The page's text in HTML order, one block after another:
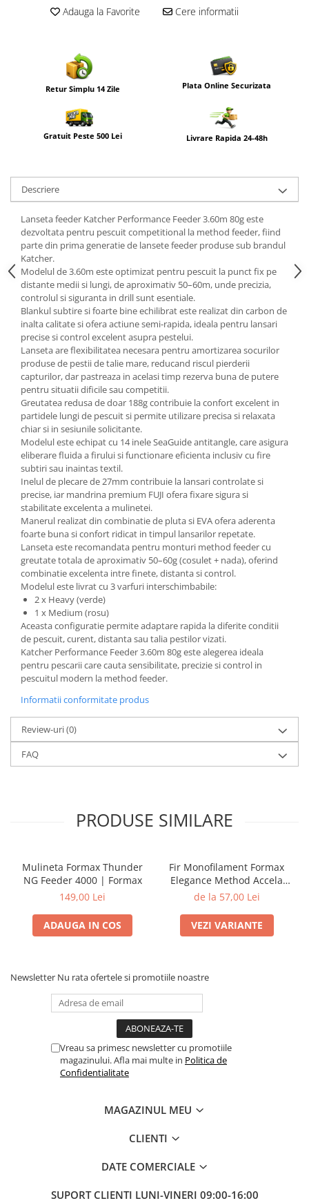
Adauga la Favorite Cere informatii
Retur Simplu 14 Zile Plata Online Securizata
Gratuit Peste 500 Lei Livrare Rapida 24-48h
Descriere
Lanseta feeder Katcher Performance Feeder 3.60m 80g este
dezvoltata pentru pescuit competitional la method feeder, fiind
parte din prima generatie de lansete feeder produse sub brandul
Katcher.
Modelul de 3.60m este optimizat pentru pescuit la punct fix pe
distante medii si lungi, de aproximativ 50–60m, unde precizia,
controlul si siguranta in drill sunt esentiale.
Blankul subtire si foarte bine echilibrat este realizat din carbon de
inalta calitate si ofera actiune semi-rapida, ideala pentru lansari
precise si control excelent asupra pestelui.
Lanseta are flexibilitatea necesara pentru amortizarea socurilor
produse de pestii de talie mare, reducand riscul pierderii
capturilor, dar pastreaza in acelasi timp rezerva buna de putere
pentru situatii dificile sau competitii.
Greutatea redusa de doar 188g contribuie la confort excelent in
partidele lungi de pescuit si permite utilizare precisa si relaxata
chiar si in sesiunile solicitante.
Modelul este echipat cu 14 inele SeaGuide antitangle, care asigura
eliberare fluida a firului si functionare eficienta inclusiv cu fire
subtiri sau inaintas textil.
Inelul de plecare de 27mm contribuie la lansari controlate si
precise, iar mandrina premium FUJI ofera fixare sigura si
stabilitate excelenta a mulinetei.
Manerul realizat din combinatie de pluta si EVA ofera aderenta
foarte buna si confort ridicat in timpul lansarilor repetate.
Lanseta este recomandata pentru monturi method feeder cu
greutate totala de aproximativ 50–60g (cosulet + nada), oferind
combinatie excelenta intre finete, distanta si control.
Modelul este livrat cu 3 varfuri interschimbabile:
2 x Heavy (verde)
1 x Medium (rosu)
Aceasta configuratie permite adaptare rapida la diferite conditii
de pescuit, curent, distanta sau talia pestilor vizati.
Katcher Performance Feeder 3.60m 80g este alegerea ideala
pentru pescarii care cauta sensibilitate, precizie si control in
pescuitul modern la method feeder.
Informatii conformitate produs
Review-uri(0)
FAQ
PRODUSE SIMILARE
Mulineta Formax Thunder
NG Feeder 4000 | Formax
149,00 Lei
ADAUGA IN COS
Fir Monofilament Formax
Elegance Method Accela
Distance Feeder Fluo 1000m
de la 57,00 Lei
VEZI VARIANTE
Newsletter Nu rata ofertele si promotiile noastre
Vreau sa primesc newsletter cu promotiile
magazinului. Afla mai multe in Politica de
Confidentialitate
MAGAZINUL MEU
CLIENTI
DATE COMERCIALE
SUPORT CLIENTI LUNI-VINERI 09:00-16:00